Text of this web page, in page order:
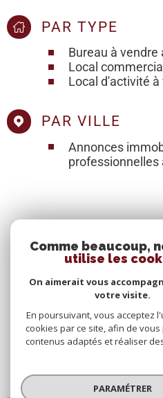
PAR TYPE
Bureau à vendre
Local
Local d'activité
PAR VILLE
Annonces
professionnelles
SE
ESPACE
Comme beaucoup,
utilise les
On aimerait vous
votre visite.
En poursuivant, vous acceptez
cookies par ce site, afin de
contenus adaptés et réaliser
PARAMÉTRER